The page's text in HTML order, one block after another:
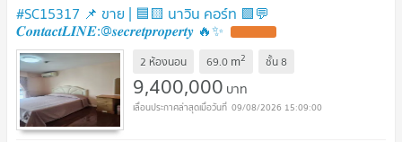
#SC15317 📌 ขาย | 🟦🟨 นาวิน คอร์ท 🟩💬
𝑪𝒐𝒏𝒕𝒂𝒄𝒕𝑳𝑰𝑵𝑬:@𝒔𝒆𝒄𝒓𝒆𝒕𝒑𝒓𝒐𝒑𝒆𝒓𝒕𝒚 🔥✨
2 ห้องนอน 69.0 m2 ชั้น8
9,400,000 บาท
09/08/2026 15:09:00